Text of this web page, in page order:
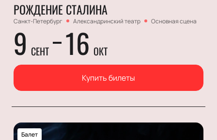
РОЖДЕНИЕ СТАЛИНА
Санкт-Петербург Александринский театр Основная сцена
9 СЕНТ 16 ОКТ
Купить билеты
Балет